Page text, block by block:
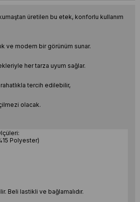
üretilen bu etek, konforlu kullanım
ve modern bir görünüm sunar.
her tarza uyum sağlar.
tercih edilebilir,
olacak.
Polyester)
Beli lastikli ve bağlamalıdır.